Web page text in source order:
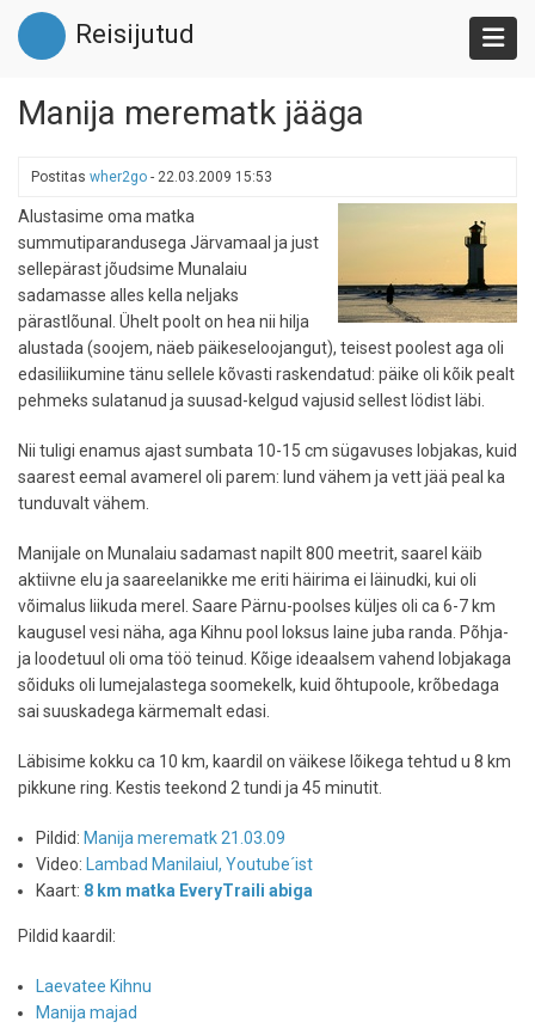
Liigu
edasi
põhisisu
Reisijutud
Manija merematk jääga
Postitas wher2go - 22.03.2009 15:53
Alustasime oma matka
summutiparandusega Järvamaal ja just
sellepärast jõudsime Munalaiu
sadamasse alles kella neljaks
pärastlõunal. Ühelt poolt on hea nii hilja
alustada (soojem, näeb päikeseloojangut), teisest poolest aga oli
edasiliikumine tänu sellele kõvasti raskendatud: päike oli kõik pealt
pehmeks sulatanud ja suusad-kelgud vajusid sellest lödist läbi.
Nii tuligi enamus ajast sumbata 10-15 cm sügavuses lobjakas, kuid
saarest eemal avamerel oli parem: lund vähem ja vett jää peal ka
tunduvalt vähem.
Manijale on Munalaiu sadamast napilt 800 meetrit, saarel käib
aktiivne elu ja saareelanikke me eriti häirima ei läinudki, kui oli
võimalus liikuda merel. Saare Pärnu-poolses küljes oli ca 6-7 km
kaugusel vesi näha, aga Kihnu pool loksus laine juba randa. Põhja-
ja loodetuul oli oma töö teinud. Kõige ideaalsem vahend lobjakaga
sõiduks oli lumejalastega soomekelk, kuid õhtupoole, krõbedaga
sai suuskadega kärmemalt edasi.
Läbisime kokku ca 10 km, kaardil on väikese lõikega tehtud u 8 km
pikkune ring. Kestis teekond 2 tundi ja 45 minutit.
Pildid: Manija merematk 21.03.09
Video:
Lambad Manilaiul, Youtube´ist
Kaart: 8 km matka EveryTraili abiga
Pildid kaardil:
Laevatee Kihnu
Manija majad